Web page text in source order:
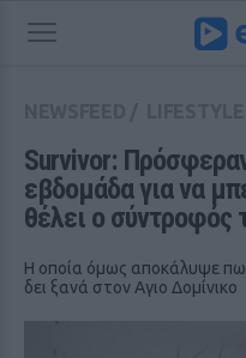
Survivor:
εβδομάδα για να
θέλει ο σύντροφός
H oποία όμως αποκάλυψε
δει ξανά στον Αγιο Δομίνικο